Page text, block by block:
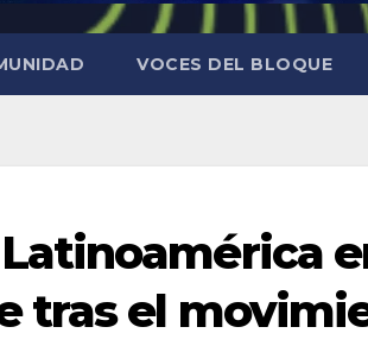
VOCES DEL BLOQUE
tras el